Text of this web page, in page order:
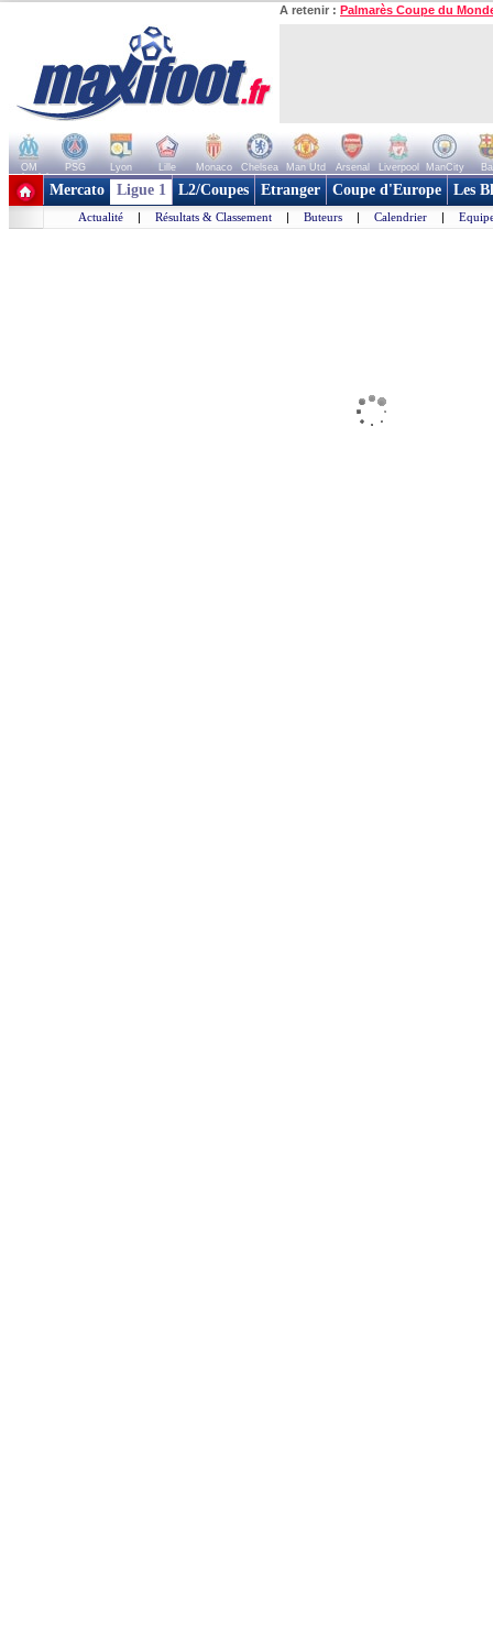
A retenir : Palmarès Coupe du
OM PSG Lyon Lille Monaco Chelsea Man Utd Arsenal Liverpool ManCity
+ de clubs
Mercato Ligue 1 L2/Coupes Etranger Coupe d'Europe Les
Actualité | Résultats & Classement | Buteurs | Calendrier |